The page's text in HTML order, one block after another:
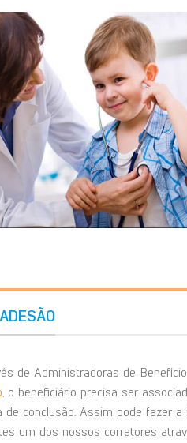
de Administradoras de
, o beneficiário precisa ser
conclusão. Assim pode fazer a
um dos nossos corretores